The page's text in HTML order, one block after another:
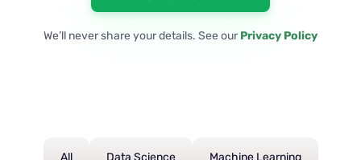
We’ll never share your details. See ourPrivacy Policy
All Data Science Machine Learning